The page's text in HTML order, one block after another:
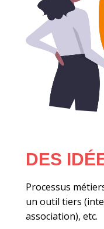
DES
Processus
un outil tiers
association), etc.